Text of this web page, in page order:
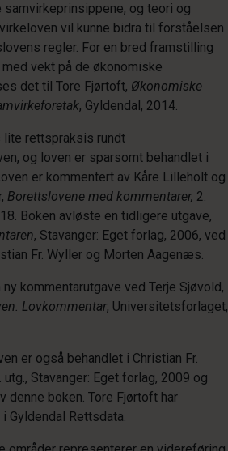
og teori og
vil kunne bidra til forståelsen
regler. For en bred framstilling
vekt på de økonomiske
det til Tore Fjørtoft, Økonomiske
, Gyldendal, 2014.
lite rettspraksis rundt
og loven er sparsomt behandlet i
er kommentert av Kåre Lilleholt og
Borettslovene med kommentarer, 2.
Boken avløste en tidligere utgave,
, Stavanger: Eget forlag, 2006, ved
Fr. Wyller og Morten Aagenæs.
ny kommentarutgave ved Terje Sjøvold,
Lovkommentar, Universitetsforlaget,
er også behandlet i Christian Fr.
utg., Stavanger: Eget forlag, 2009 og
denne boken. Tore Fjørtoft har
Gyldendal Rettsdata.